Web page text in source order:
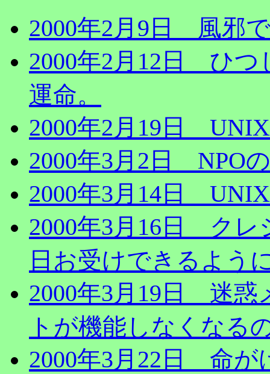
2000年2月9日 風邪
2000年2月12日 ひつ
運命。
2000年2月19日
2000年3月2日 NPO
2000年3月14日
2000年3月16日 クレ
日お受けできるよう
2000年3月19日 迷惑
トが機能しなくなる
2000年3月22日 命が